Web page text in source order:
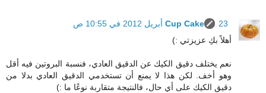
Cup Cake
23 أبريل 2012 في 10:55 ص
أهلاً بكِ عزيزتي :)
نعم يختلف دقيق الكيك عن الدقيق العادي، فنسبة البروتين فيه أقل
وهو أخف. لكن هذا لا يمنع أن تستخدمي الدقيق العادي بدلا من
دقيق الكيك على أي حال، فالنتيجة متقاربة نوعًا ما :)